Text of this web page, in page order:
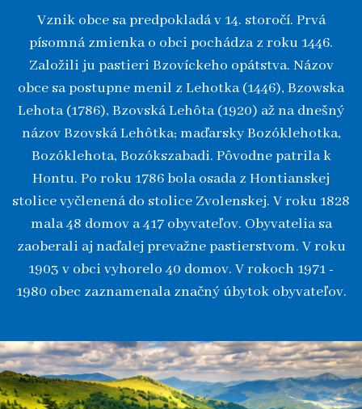
Vznik obce sa predpokladá v 14. storočí. Prvá
písomná zmienka o obci pochádza z roku 1446.
Založili ju pastieri Bzovíckeho opátstva. Názov
obce sa postupne menil z Lehotka (1446), Bzowska
Lehota (1786), Bzovská Lehôta (1920) až na dnešný
názov Bzovská Lehôtka; maďarsky Bozóklehotka,
Bozóklehota, Bozókszabadi. Pôvodne patrila k
Hontu. Po roku 1786 bola osada z Hontianskej
stolice vyčlenená do stolice Zvolenskej. V roku 1828
mala 48 domov a 417 obyvateľov. Obyvatelia sa
zaoberali aj naďalej prevažne pastierstvom. V roku
1903 v obci vyhorelo 40 domov. V rokoch 1971 -
1980 obec zaznamenala značný úbytok obyvateľov.